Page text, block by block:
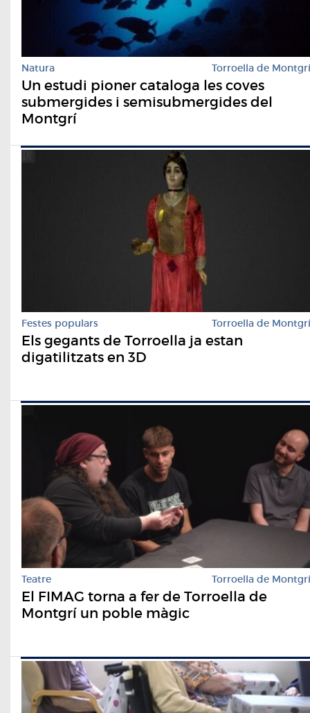
Natura Torroella de Montgrí
Un estudi pioner cataloga les coves
submergides i semisubmergides del
Montgrí
Festes populars Torroella de Montgrí
Els gegants de Torroella ja estan
digatilitzats en 3D
Teatre Torroella de Montgrí
El FIMAG torna a fer de Torroella de
Montgrí un poble màgic